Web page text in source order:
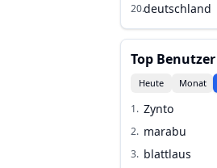
20.deutschland
Top Benutzer
Heute Monat
1. Zynto
2. marabu
3. blattlaus